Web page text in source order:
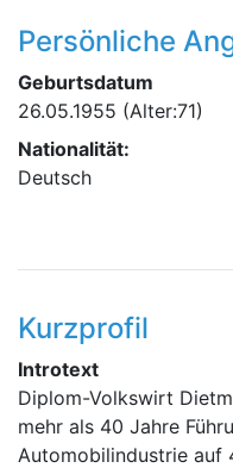
Persönliche
Geburtsdatum
26.05.1955 (Alter:71)
Nationalität:
Deutsch
Kurzprofil
Introtext
Diplom-Volkswirt
mehr als 40 Jahre
Automobilindustrie auf